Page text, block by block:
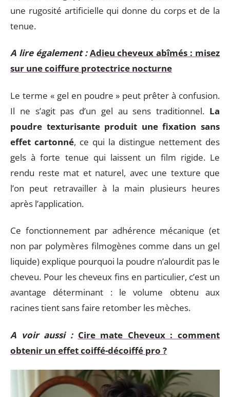
une rugosité artificielle qui donne du corps et de la
tenue.
A lire également : Adieu cheveux abîmés : misez
sur une coiffure protectrice nocturne
Le terme « gel en poudre » peut prêter à confusion.
Il ne s’agit pas d’un gel au sens traditionnel. La
poudre texturisante produit une fixation sans
effet cartonné, ce qui la distingue nettement des
gels à forte tenue qui laissent un film rigide. Le
rendu reste mat et naturel, avec une texture que
l’on peut retravailler à la main plusieurs heures
après l’application.
Ce fonctionnement par adhérence mécanique (et
non par polymères filmogènes comme dans un gel
liquide) explique pourquoi la poudre n’alourdit pas le
cheveu. Pour les cheveux fins en particulier, c’est un
avantage déterminant : le volume obtenu aux
racines tient sans faire retomber les mèches.
A voir aussi : Cire mate Cheveux : comment
obtenir un effet coiffé-décoiffé pro ?